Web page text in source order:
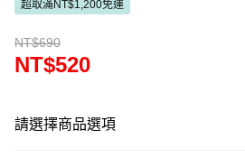
超取滿NT$1,200免運
NT$690
NT$520
請選擇商品選項